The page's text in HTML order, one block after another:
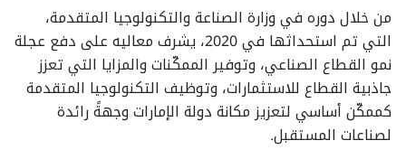
من خلال دوره في وزارة الصناعة والتكنولوجيا المتقدمة،
التي تم استحداثها في 2020، يشرف معاليه على دفع عجلة
نمو القطاع الصناعي، وتوفير الممكّنات والمزايا التي تعزز
جاذبية القطاع للاستثمارات، وتوظيف التكنولوجيا المتقدمة
كممكّن أساسي لتعزيز مكانة دولة الإمارات وجهةً رائدة
لصناعات المستقبل.